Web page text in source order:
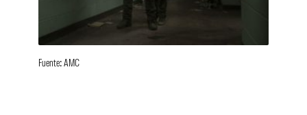
Fuente: AMC